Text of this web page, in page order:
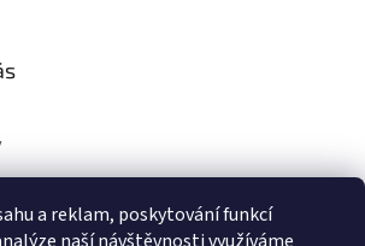
a reklam, poskytování funkcí
údaji (GDPR)